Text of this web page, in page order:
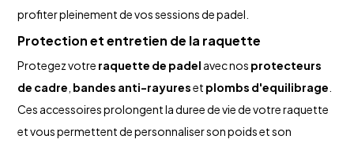
profiter pleinement de vos sessions de padel.
Protection et entretien de la raquette
Protegez votre raquette de padel avec nos protecteurs
de cadre bandes anti-rayureset plombs d'equilibrage
Ces accessoires prolongent la duree de vie de votre raquette
et vous permettent de personnaliser son poids et son